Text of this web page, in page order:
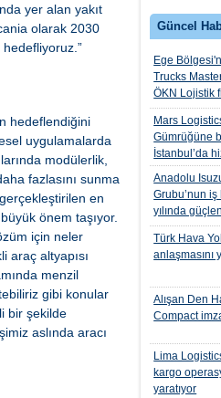
Güncel
Ege
Trucks
ÖKN Lojistik
Mars
Gümrüğüne
İstanbul’da
Anadolu
Grubu’nun
yılında
Türk Hava
anlaşmasını
Alışan Den
Compact
Lima
kargo
yaratıyor
yer alan yakıt
olarak 2030
hedefliyoruz.”
hedeflendiğini
uygulamalarda
modülerlik,
fazlasını sunma
en
önem taşıyor.
için neler
araç altyapısı
menzil
gibi konular
bir şekilde
aslında aracı